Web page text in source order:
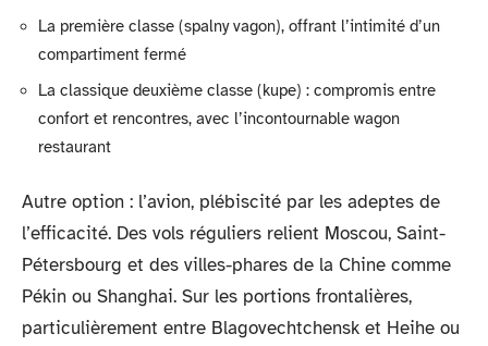
La première classe (spalny vagon), offrant l’intimité d’un
compartiment fermé
La classique deuxième classe (kupe) : compromis entre
confort et rencontres, avec l’incontournable wagon
restaurant
Autre option : l’avion, plébiscité par les adeptes de
l’efficacité. Des vols réguliers relient Moscou, Saint-
Pétersbourg et des villes-phares de la Chine comme
Pékin ou Shanghai. Sur les portions frontalières,
particulièrement entre Blagovechtchensk et Heihe ou